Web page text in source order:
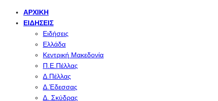
ΑΡΧΙΚΉ
ΕΙΔΉΣΕΙΣ
Ειδήσεις
Ελλάδα
Κεντρική Μακεδονία
Π.Ε.Πέλλας
Δ.Πέλλας
Δ.Έδεσσας
Δ. Σκύδρας